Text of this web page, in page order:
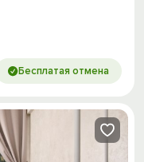
Бесплатая отмена